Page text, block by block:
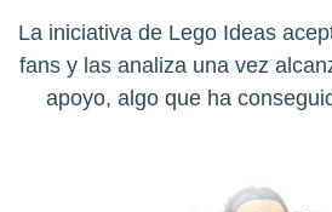
La iniciativa de Lego Ideas
fans y las analiza una vez
apoyo, algo que ha